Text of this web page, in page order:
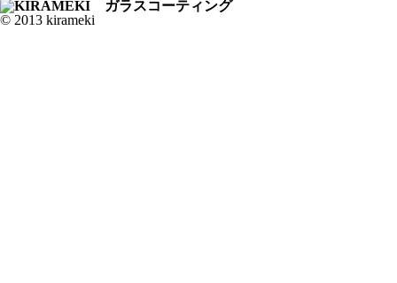
© 2013 kirameki